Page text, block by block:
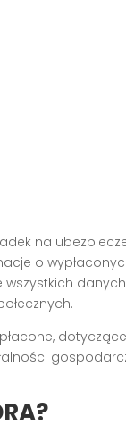
na
o
wszystkich